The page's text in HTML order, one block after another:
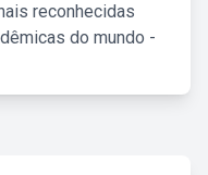
reconhecidas
do mundo -